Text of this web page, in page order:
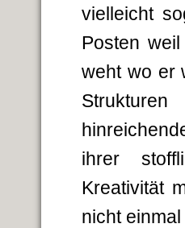
vielleicht
Posten
weht wo er
ihrer
Kreativität
nicht